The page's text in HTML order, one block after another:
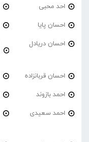
احد محبی
احسان پایا
احسان دریادل
احسان قربانزاده
احمد بازوند
احمد سعیدی